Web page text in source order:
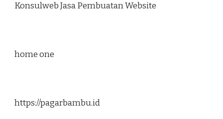
Konsulweb Jasa Pembuatan Website
home one
https://pagarbambu.id